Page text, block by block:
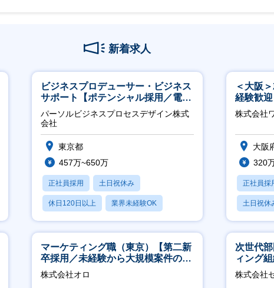
新着求人
ビジネスプロデューサー・ビジネス
サポート【ポテンシャル採用／電
力・ガス等の民間向けプロジェクト
推進】
パーソルビジネスプロセスデザイン株式
会社
東京都
457万~650万
正社員採用 土日祝休み
休日120日以上 業界未経験OK
産休・育休あり
＜大阪
経験歓
ホスピ
祝】
株式会社
大阪
320
正社員採
土日祝休
産休・育
マーケティング職（東京）【第二新
卒採用／未経験から大規模案件のマ
ーケティングが経験できる／研修充
実】
株式会社オロ
次世代
ィング
株式会社